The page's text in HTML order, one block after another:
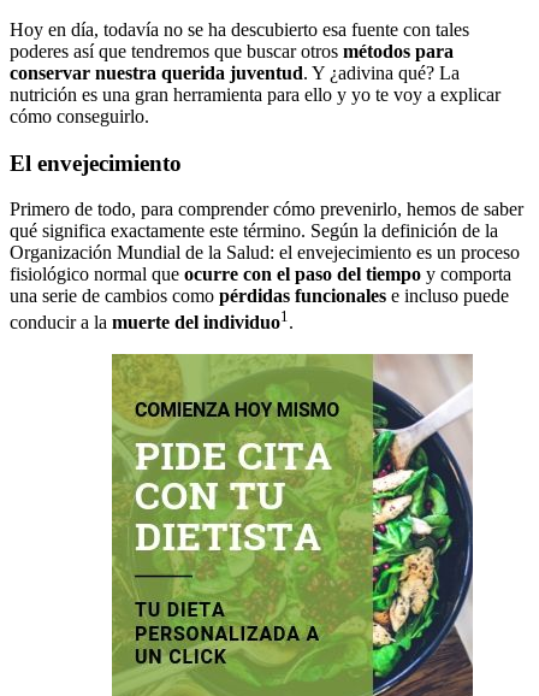
Hoy en día, todavía no se ha descubierto esa fuente con tales
poderes así que tendremos que buscar otros métodos para
conservar nuestra querida juventud. Y ¿adivina qué? La
nutrición es una gran herramienta para ello y yo te voy a explicar
cómo conseguirlo.
El envejecimiento
Primero de todo, para comprender cómo prevenirlo, hemos de saber
qué significa exactamente este término. Según la definición de la
Organización Mundial de la Salud: el envejecimiento es un proceso
fisiológico normal que ocurre con el paso del tiempo y comporta
una serie de cambios como pérdidas funcionales e incluso puede
conducir a la muerte del individuo1.